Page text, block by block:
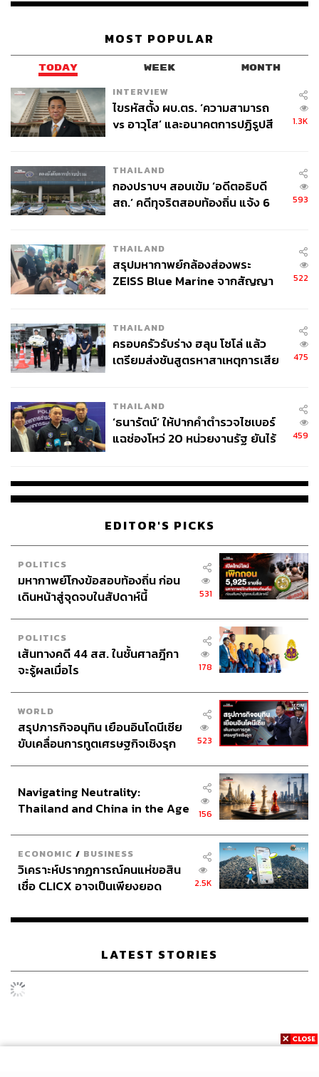
MOST POPULAR
TODAY WEEK MONTH
INTERVIEW
ไขรหัสตั้ง ผบ.ตร. ‘ความสามารถ
vs อาวุโส’ และอนาคตการปฏิรูปสี
1.3K
THAILAND
กองปราบฯ สอบเข้ม ‘อดีตอธิบดี
สถ.’ คดีทุจริตสอบท้องถิ่น แจ้ง 6
593
THAILAND
สรุปมหากาพย์กล้องส่องพระ
ZEISS Blue Marine จากสัญญา
จ่ายหนี้-แอบระบุแบรนด์
522
THAILAND
ครอบครัวรับร่าง ฮลุน โซโล่ แล้ว
เตรียมส่งชันสูตรหาสาเหตุการเสีย
475
THAILAND
‘ธนารัตน์’ ให้ปากคำตำรวจไซเบอร์
แฉช่องโหว่ 20 หน่วยงานรัฐ ยันไร้
459
EDITOR'S PICKS
POLITICS
มหากาพย์โกงข้อสอบท้องถิ่น ก่อน
เดินหน้าสู่จุดจบในสัปดาห์นี้
531
POLITICS
เส้นทางคดี 44 สส. ในชั้นศาลฎีกา
จะรู้ผลเมื่อไร
178
WORLD
สรุปภารกิจอนุทิน เยือนอินโดนีเซีย
ขับเคลื่อนการทูตเศรษฐกิจเชิงรุก
523
Navigating Neutrality:
Thailand and China in the Age
156
ECONOMIC / BUSINESS
วิเคราะห์ปรากฏการณ์คนแห่ขอสิน
เชื่อ CLICX อาจเป็นเพียงยอด
เรือนไทยที่ถูกซุกไว้
2.5K
LATEST STORIES